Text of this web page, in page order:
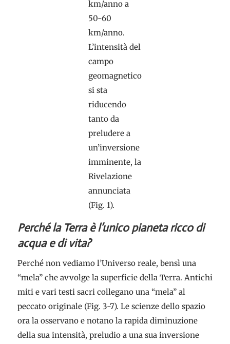
km/anno a
50-60
km/anno.
L’intensità del
campo
geomagnetico
si sta
riducendo
tanto da
preludere a
un’inversione
imminente, la
Rivelazione
annunciata
(Fig. 1).
Perché la Terra è l’unico pianeta ricco di
acqua e di vita?
Perché non vediamo l’Universo reale, bensì una
“mela” che avvolge la superficie della Terra. Antichi
miti e vari testi sacri collegano una “mela” al
peccato originale (Fig. 3-7). Le scienze dello spazio
ora la osservano e notano la rapida diminuzione
della sua intensità, preludio a una sua inversione